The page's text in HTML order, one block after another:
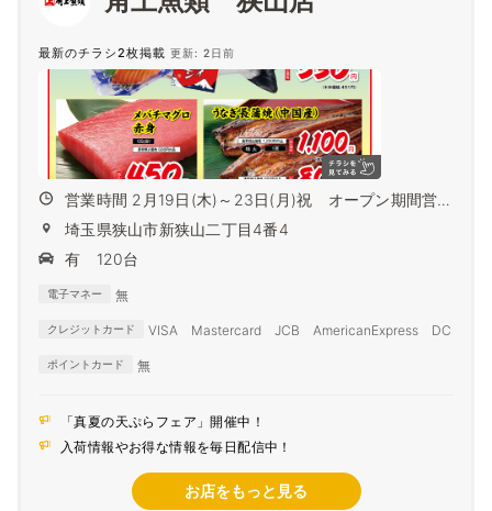
最新のチラシ2枚掲載 更新: 2日前
営業時間 2月19日(木)～23日(月)祝 オープン期間営業
時間...
埼玉県狭山市新狭⼭⼆丁⽬4番4
有 120台
電子マネー 無
クレジットカード VISA Mastercard JCB AmericanExpress DC
ポイントカード 無
「真夏の天ぷらフェア」開催中！
入荷情報やお得な情報を毎日配信中！
お店をもっと見る